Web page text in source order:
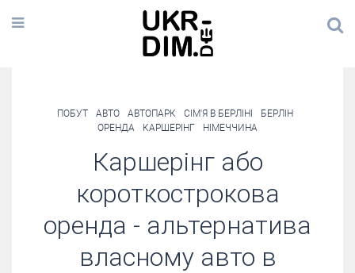
ПОБУТ АВТО АВТОПАРК СІМ'Я В БЕРЛІНІ
БЕРЛІН
ОРЕНДА
КАРШЕРІНГ НІМЕЧЧИНА
Каршерінг або
короткострокова
оренда - альтернатива
власному авто в